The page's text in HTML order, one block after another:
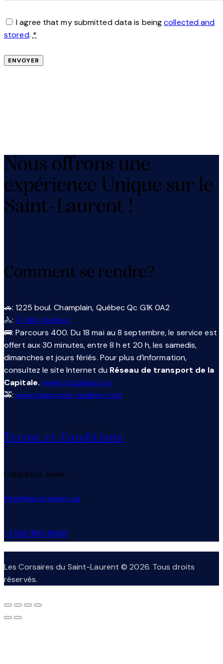
I agree that my submitted data is beingcollected and
stored. *
Nous offrons une
expérience Unique sur le
Saint-Laurent !
Comment se rendre?
🚗: 1225 boul. Champlain, Québec Qc G1K 0A2
🚴:À Vélo Québec
🚌: Parcours 400. Du 18 mai au 8 septembre, le service est
offert aux 30 minutes, entre 8 h et 20 h, les samedis,
dimanches et jours fériés. Pour plus d’information,
consultez le site Internet du Réseau de transport de la
Capitale. www.rtcquebec.ca
🚕:www.taxiscoop-quebec.com
Terme et Conditions
Contactez-nous
info@lescorsaires.ca
+1 581 989-8608
Les Corsaires du Saint-Laurent © 2026. Tous droits
réservés.